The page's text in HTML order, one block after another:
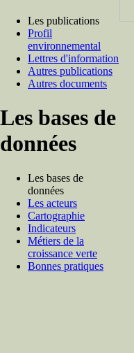
Les publications
Profil
environnemental
Lettres d'information
Autres publications
Autres documents
Les bases de
données
Les bases de
données
Les acteurs
Cartographie
Indicateurs
Métiers de la
croissance verte
Bonnes pratiques